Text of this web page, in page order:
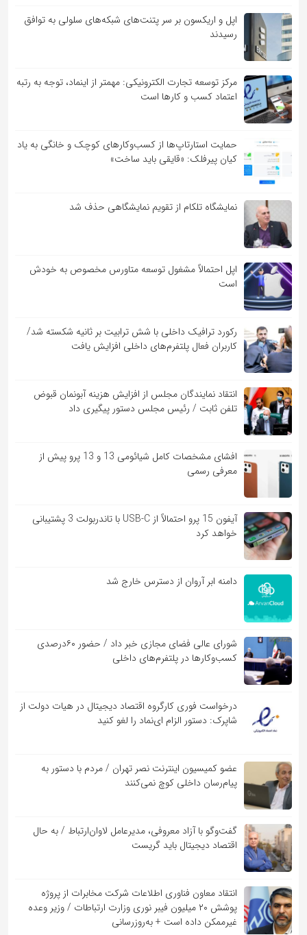
اپل و اریکسون بر سر پتنت‌های شبکه‌های سلولی به توافق
رسیدند
مرکز توسعه تجارت الکترونیکی: مهمتر از اینماد، توجه به رتبه
اعتماد کسب و کارها است
حمایت استارتاپ‌ها از کسب‌وکارهای کوچک و خانگی به یاد
کیان پیرفلک: «قایقی باید ساخت»
نمایشگاه تلکام از تقویم نمایشگاهی حذف شد
اپل احتمالاً مشغول توسعه متاورس مخصوص به خودش
است
رکورد ترافیک داخلی با شش ترابیت بر ثانیه شکسته شد/
کاربران فعال پلتفرم‌های داخلی افزایش یافت
انتقاد نمایندگان مجلس از افزایش هزینه آبونمان قبوض
تلفن ثابت / رئیس مجلس دستور پیگیری داد
افشای مشخصات کامل شیائومی 13 و 13 پرو پیش از
معرفی رسمی
آیفون 15 پرو احتمالاً از USB-C با تاندربولت 3 پشتیبانی
خواهد کرد
دامنه ابر آروان از دسترس خارج شد
شورای عالی فضای مجازی خبر داد / حضور ۶۰درصدی
کسب‌و‌کارها در پلتفرم‌های داخلی
درخواست فوری کارگروه اقتصاد دیجیتال در هیات دولت از
شاپرک: دستور الزام ای‌نماد را لغو کنید
عضو کمیسیون اینترنت نصر تهران / مردم با دستور به
پیام‌رسان داخلی کوچ نمی‌کنند
گفت‌و‌گو با آزاد معروفی، مدیرعامل لاوان‌ارتباط / به حال
اقتصاد دیجیتال باید گریست
انتقاد معاون فناوری اطلاعات شرکت مخابرات از پروژه
پوشش ۲۰ میلیون فیبر نوری وزارت ارتباطات / وزیر وعده
غیرممکن داده است + به‌روزرسانی